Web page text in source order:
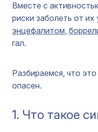
Вместе с
риски заболеть от
энцефалитом,
гал.
Разбираемся, что
опасен.
1. Что такое